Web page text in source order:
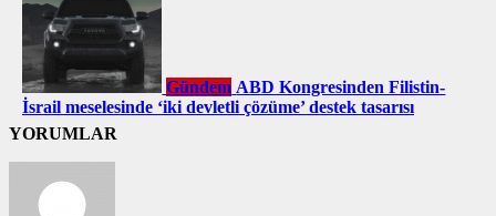
Gündem ABD Kongresinden Filistin-
İsrail meselesinde ‘iki devletli çözüme’ destek tasarısı
YORUMLAR